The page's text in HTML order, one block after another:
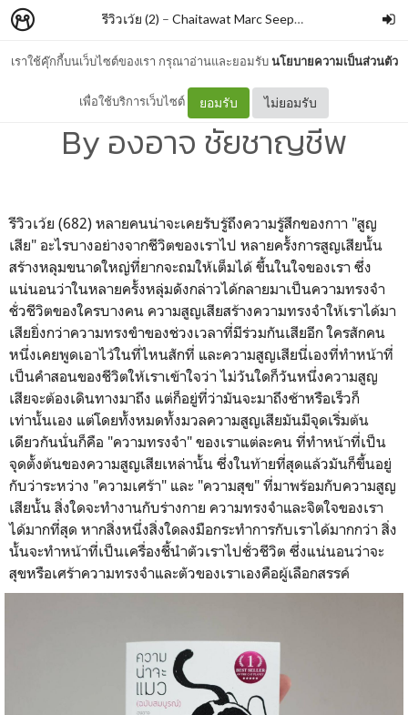
เราใช้คุ๊กกี้บนเว็บไซต์ของเรา กรุณาอ่านและยอมรับนโยบายความเป็นส่วนตัว
เพื่อใช้บริการเว็บไซต์ ยอมรับ ไม่ยอมรับ
รีวิวเว้ย (2) – Chaitawat Marc Seephongsai
ความน่าจะแมว (ฉบับสมบูรณ์)
By องอาจ ชัยชาญชีพ
รีวิวเว้ย (682) หลายคนน่าจะเคยรับรู้ถึงความรู้สึกของกาา "สูญ
เสีย" อะไรบางอย่างจากชีวิตของเราไป หลายครั้งการสูญเสียนั้น
สร้างหลุมขนาดใหญ่ที่ยากจะถมให้เต็มได้ ขึ้นในใจของเรา ซึ่ง
แน่นอนว่าในหลายครั้งหลุ่มดังกล่าวได้กลายมาเป็นความทรงจำ
ชั่วชีวิตของใครบางคน ความสูญเสียสร้างความทรงจำให้เราได้มา
เสียยิ่งกว่าความทรงขำของช่วงเวลาที่มีร่วมกันเสียอีก ใครสักคน
หนึ่งเคยพูดเอาไว้ในที่ไหนสักที่ และความสูญเสียนี่เองที่ทำหน้าที่
เป็นคำสอนของชีวิตให้เราเข้าใจว่า ไม่วันใดก็วันหนึ่งความสูญ
เสียจะต้องเดินทางมาถึง แต่ก็อยู่ที่ว่ามันจะมาถึงช้าหรือเร็วก็
เท่านั้นเอง แต่โดยทั้งหมดทั้งมวลความสูญเสียมันมีจุดเริ่มต้น
เดียวกันนั่นก็คือ "ความทรงจำ" ของเราแต่ละคน ที่ทำหน้าที่เป็น
จุดตั้งต้นของความสูญเสียเหล่านั้น ซึ่งในท้ายที่สุดแล้วมันก็ขึ้นอยู่
กับว่าระหว่าง "ความเศร้า" และ "ความสุข" ที่มาพร้อมกับความสูญ
เสียนั้น สิ่งใดจะทำงานกับร่างกาย ความทรงจำและจิตใจของเรา
ได้มากที่สุด หากสิ่งหนึ่งสิ่งใดลงมือกระทำการกับเราได้มากกว่า สิ่ง
นั้นจะทำหน้าที่เป็นเครื่องชี้นำตัวเราไปชั่วชีวิต ซึ่งแน่นอนว่าจะ
สุขหรือเศร้าความทรงจำและตัวของเราเองคือผู้เลือกสรรค์